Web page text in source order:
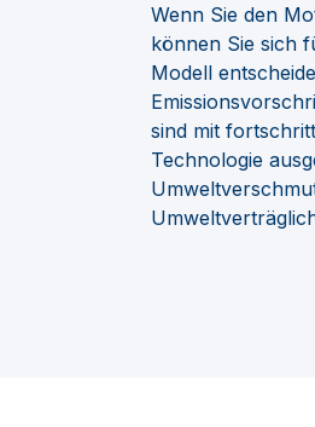
Wenn Sie den
können Sie sich
Modell
sind mit
Technologie